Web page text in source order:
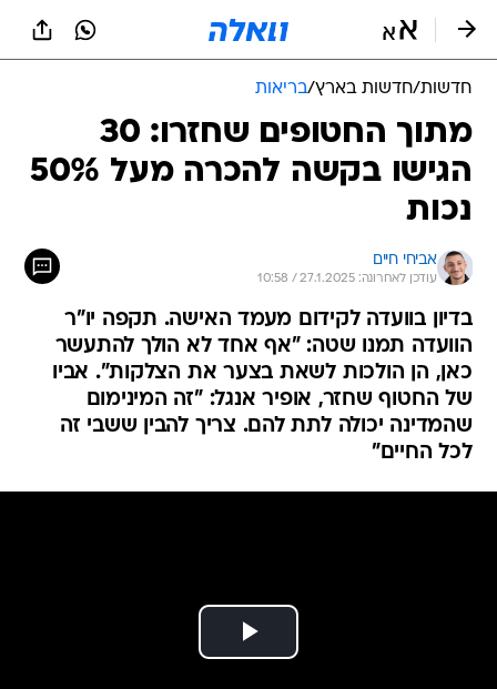
חדשות/חדשות בארץ/בריאות
מתוך החטופים שחזרו: 30
הגישו בקשה להכרה מעל 50%
נכות
אביחי חיים
עודכן לאחרונה: 27.1.2025 / 10:58
בדיון בוועדה לקידום מעמד האישה. תקפה יו"ר
הוועדה תמנו שטה: "אף אחד לא הולך להתעשר
כאן, הן הולכות לשאת בצער את הצלקות". אביו
של החטוף שחזר, אופיר אנגל: "זה המינימום
שהמדינה יכולה לתת להם. צריך להבין ששבי זה
לכל החיים"